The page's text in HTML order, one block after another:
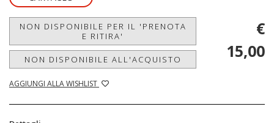
NON DISPONIBILE PER IL 'PRENOTA
E RITIRA'
NON DISPONIBILE ALL'ACQUISTO
AGGIUNGI ALLA WISHLIST
€
15,00